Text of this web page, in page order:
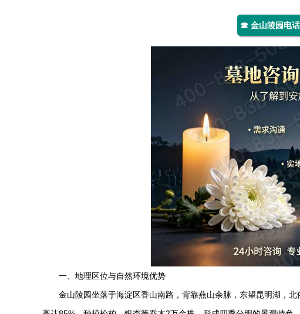
☎ 金山陵园电
一、地理区位与自然环境优势
金山陵园坐落于海淀区香山南路，背靠燕山余脉，东望昆明湖，